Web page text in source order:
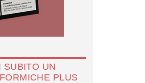
SUBITO UN
PLUS